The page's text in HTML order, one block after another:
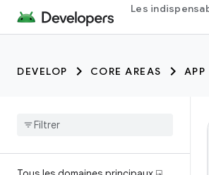
Les
DEVELOP CORE AREAS APP